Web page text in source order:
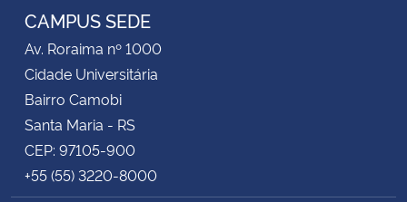
CAMPUS SEDE
Av. Roraima nº 1000
Cidade Universitária
Bairro Camobi
Santa Maria - RS
CEP: 97105-900
+55 (55) 3220-8000